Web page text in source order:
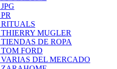
MUGLER
DE ROPA
FORD
DEL MERCADO